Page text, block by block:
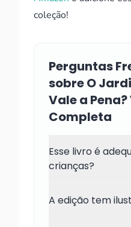
coleção!
Perguntas
sobre O
Vale a
Completa
Esse livro é
crianças?
A edição tem